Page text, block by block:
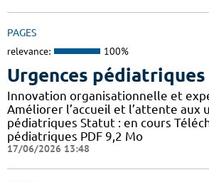
PAGES
relevance: 100%
Urgences pédiatriques
Innovation organisationnelle et
Améliorer l’accueil et l’attente aux
pédiatriques Statut : en cours
pédiatriques PDF 9,2 Mo
17/06/2026 13:48